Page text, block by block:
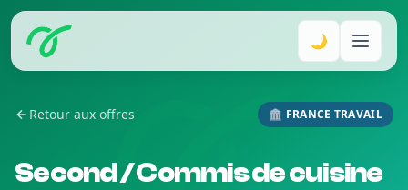
🌙
Retour aux offres 🏛️ FRANCE TRAVAIL
Second / Commis de cuisine